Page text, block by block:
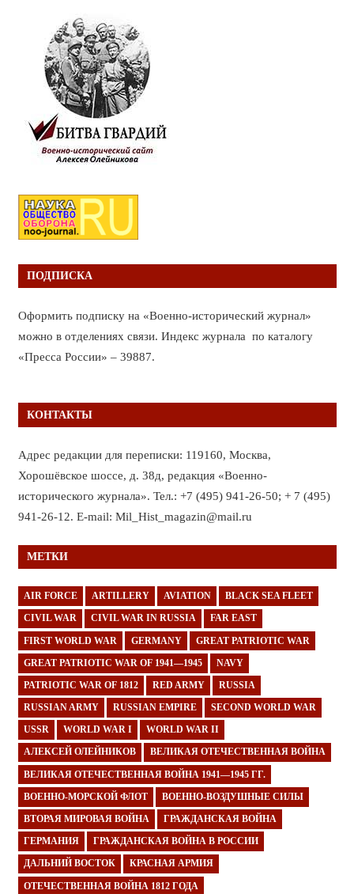
ПОДПИСКА
Оформить подписку на «Военно-исторический журнал»
можно в отделениях связи. Индекс журнала по каталогу
«Пресса России» – 39887.
КОНТАКТЫ
Адрес редакции для переписки: 119160, Москва,
Хорошёвское шоссе, д. 38д, редакция «Военно-
исторического журнала». Тел.: +7 (495) 941-26-50; + 7 (495)
941-26-12. E-mail: Mil_Hist_magazin@mail.ru
МЕТКИ
AIR FORCE ARTILLERY AVIATION BLACK SEA FLEET
CIVIL WAR CIVIL WAR IN RUSSIA FAR EAST
FIRST WORLD WAR GERMANY GREAT PATRIOTIC WAR
GREAT PATRIOTIC WAR OF 1941—1945 NAVY
PATRIOTIC WAR OF 1812 RED ARMY RUSSIA
RUSSIAN ARMY RUSSIAN EMPIRE SECOND WORLD WAR
USSR WORLD WAR I WORLD WAR II
АЛЕКСЕЙ ОЛЕЙНИКОВ ВЕЛИКАЯ ОТЕЧЕСТВЕННАЯ ВОЙНА
ВЕЛИКАЯ ОТЕЧЕСТВЕННАЯ ВОЙНА 1941—1945 ГГ.
ВОЕННО-МОРСКОЙ ФЛОТ ВОЕННО-ВОЗДУШНЫЕ СИЛЫ
ВТОРАЯ МИРОВАЯ ВОЙНА ГРАЖДАНСКАЯ ВОЙНА
ГЕРМАНИЯ ГРАЖДАНСКАЯ ВОЙНА В РОССИИ
ДАЛЬНИЙ ВОСТОК КРАСНАЯ АРМИЯ
ОТЕЧЕСТВЕННАЯ ВОЙНА 1812 ГОДА